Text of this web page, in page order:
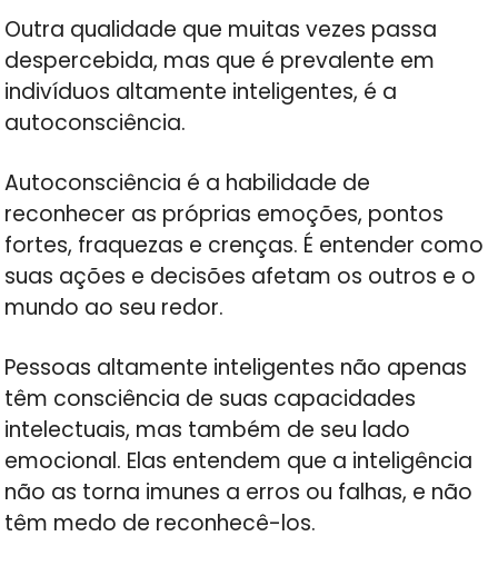
Outra qualidade que muitas vezes passa
despercebida, mas que é prevalente em
indivíduos altamente inteligentes, é a
autoconsciência.
Autoconsciência é a habilidade de
reconhecer as próprias emoções, pontos
fortes, fraquezas e crenças. É entender como
suas ações e decisões afetam os outros e o
mundo ao seu redor.
Pessoas altamente inteligentes não apenas
têm consciência de suas capacidades
intelectuais, mas também de seu lado
emocional. Elas entendem que a inteligência
não as torna imunes a erros ou falhas, e não
têm medo de reconhecê-los.